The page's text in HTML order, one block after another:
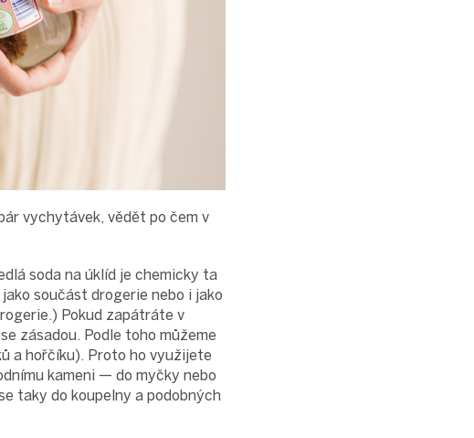
vychytávek, vědět po čem v
soda na úklíd je chemicky ta
součást drogerie nebo i jako
Pokud zapátráte v
zásadou. Podle toho můžeme
a hořčíku). Proto ho využijete
kameni — do myčky nebo
taky do koupelny a podobných